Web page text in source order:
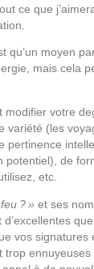
ce que
qu’un moyen
mais cela
modifier votre
variété (les
pertinence
potentiel), de
etc.
? » et ses
vos signatures
trop